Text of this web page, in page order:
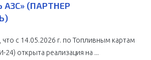
АЗС» (ПАРТНЕР
с 14.05.2026 г. по Топливным картам
открыта реализация на ...